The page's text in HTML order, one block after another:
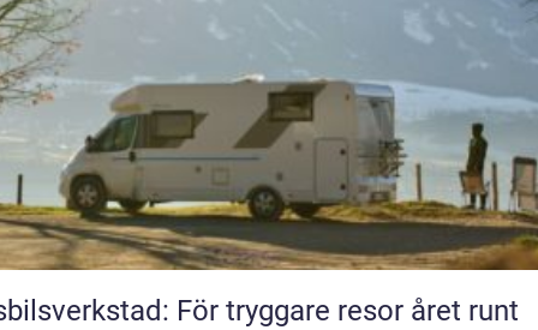
För tryggare resor året runt